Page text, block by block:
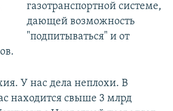
газотранспортной системе,
дающей возможность
"подпитываться" и от
У нас дела неплохи. В
находится свыше 3 млрд